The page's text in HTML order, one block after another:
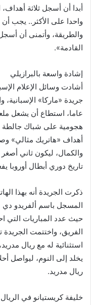
أبدا أن أسجل ثلاثة
واحدا على الأكثر.. يجب
والطريقة، وأتمنى أن
القادمة».
إشادة واسعة بالبرازيلي
أشادت وسائل الإعلام
عاما، استطاع أن يشعل
هجومية على شباك جالطة
والكمال، ليكون ثاني
تاريخ دوري أبطال أوروبا
ذكرت الجريدة أنه بهذا
المسجل باسم ألفريدو دي
حيث عدد المباريات التي
الفريق، واختتمت الجريدة
استثنائية له مع ريال
يخلد إلى النوم، ليواصل
ريال مدريد.
خليفة كريستيانو في الريال